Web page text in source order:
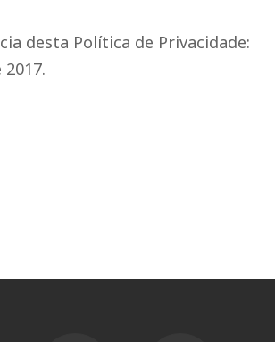
desta Política de Privacidade: